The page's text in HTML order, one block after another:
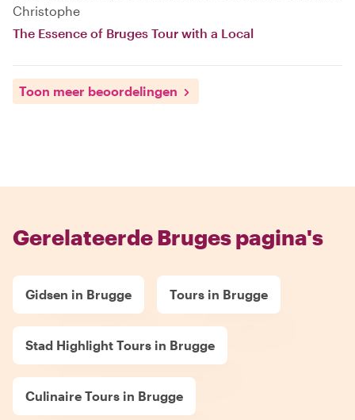
Christophe
The Essence of Bruges Tour with a Local
Toon meer beoordelingen
Gerelateerde Bruges pagina's
Gidsen in Brugge Tours in Brugge
Stad Highlight Tours in Brugge
Culinaire Tours in Brugge